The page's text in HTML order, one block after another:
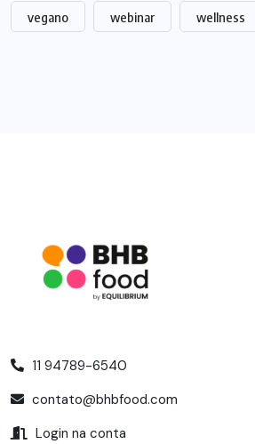
vegano webinar wellness
11 94789-6540
contato@bhbfood.com
Login na conta